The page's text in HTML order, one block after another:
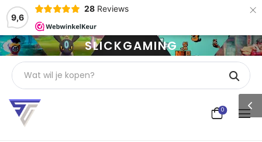
9,6
28 Reviews ×
SLICKGAMING
0